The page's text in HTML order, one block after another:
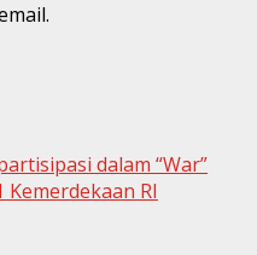
dalam “War”
RI